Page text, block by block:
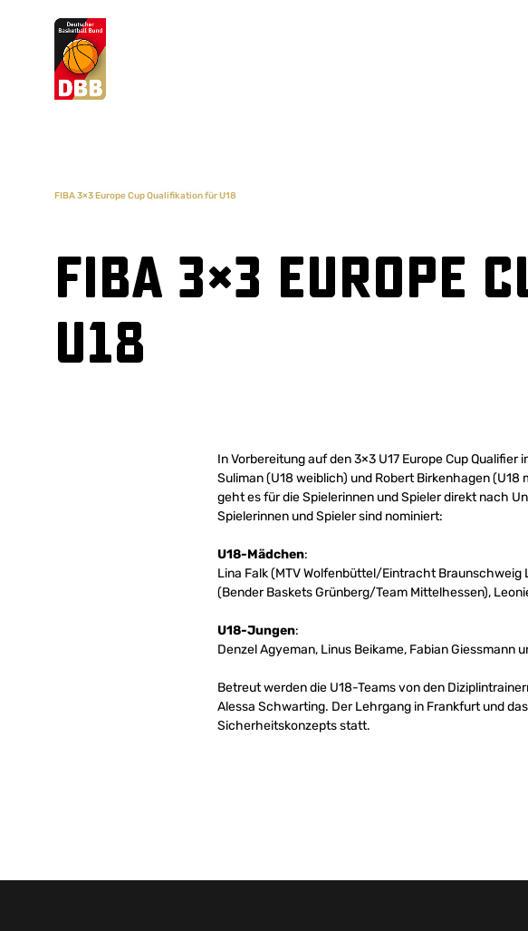
Suchvorschläge
FIBA 3×3 Europe Cup Qualifikation für U18
FIBA 3×3
U18
In Vorbereitung auf den 3×3 U17 Europe Cup
Suliman (U18 weiblich) und Robert Birkenhagen
geht es für die Spielerinnen und Spieler direkt nach
Spielerinnen und Spieler sind nominiert:
U18-Mädchen:
Lina Falk (MTV Wolfenbüttel/Eintracht Braunschweig
(Bender Baskets Grünberg/Team Mittelhessen),
U18-Jungen:
Denzel Agyeman, Linus Beikame, Fabian Giessmann
Betreut werden die U18-Teams von den
Alessa Schwarting. Der Lehrgang in Frankfurt und
Sicherheitskonzepts statt.